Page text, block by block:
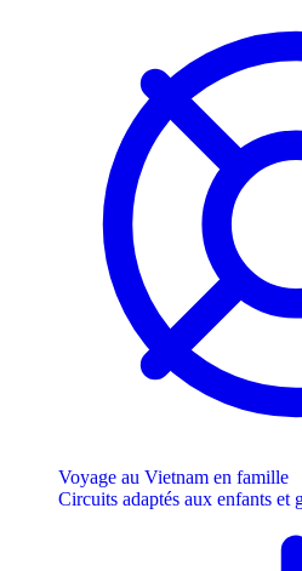
Voyage au Vietnam en famille
Circuits adaptés aux enfants et